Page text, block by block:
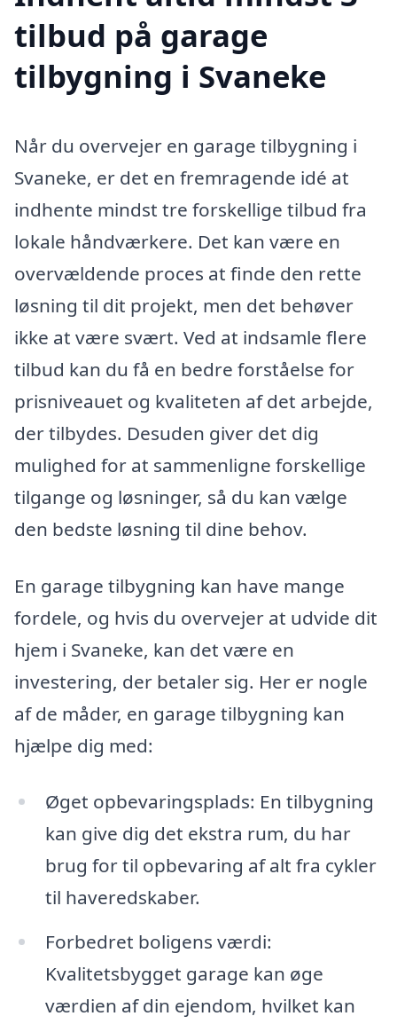
tilbud på garage
tilbygning i Svaneke
Når du overvejer en garage tilbygning i
Svaneke, er det en fremragende idé at
indhente mindst tre forskellige tilbud fra
lokale håndværkere. Det kan være en
overvældende proces at finde den rette
løsning til dit projekt, men det behøver
ikke at være svært. Ved at indsamle flere
tilbud kan du få en bedre forståelse for
prisniveauet og kvaliteten af det arbejde,
der tilbydes. Desuden giver det dig
mulighed for at sammenligne forskellige
tilgange og løsninger, så du kan vælge
den bedste løsning til dine behov.
En garage tilbygning kan have mange
fordele, og hvis du overvejer at udvide dit
hjem i Svaneke, kan det være en
investering, der betaler sig. Her er nogle
af de måder, en garage tilbygning kan
hjælpe dig med:
Øget opbevaringsplads: En tilbygning
kan give dig det ekstra rum, du har
brug for til opbevaring af alt fra cykler
til haveredskaber.
Forbedret boligens værdi:
Kvalitetsbygget garage kan øge
værdien af din ejendom, hvilket kan